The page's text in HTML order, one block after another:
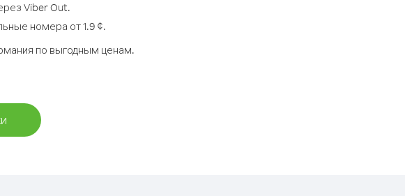
Viber Out.
номера от 1.9 ¢.
по выгодным ценам.